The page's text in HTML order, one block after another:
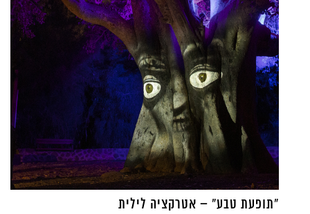
"תופעת טבע" – אטרקציה לילית